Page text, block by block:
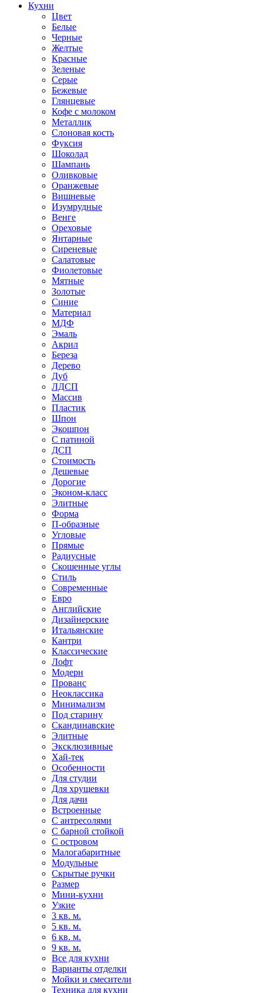
Кухни
Цвет
Белые
Черные
Желтые
Красные
Зеленые
Серые
Бежевые
Глянцевые
Кофе с молоком
Металлик
Слоновая кость
Фуксия
Шоколад
Шампань
Оливковые
Оранжевые
Вишневые
Изумрудные
Венге
Ореховые
Янтарные
Сиреневые
Салатовые
Фиолетовые
Мятные
Золотые
Синие
Материал
МДФ
Эмаль
Акрил
Береза
Дерево
Дуб
ЛДСП
Массив
Пластик
Шпон
Экошпон
С патиной
ДСП
Стоимость
Дешевые
Дорогие
Эконом-класс
Элитные
Форма
П-образные
Угловые
Прямые
Радиусные
Скошенные углы
Стиль
Современные
Евро
Английские
Дизайнерские
Итальянские
Кантри
Классические
Лофт
Модерн
Прованс
Неоклассика
Минимализм
Под старину
Скандинавские
Элитные
Эксклюзивные
Хай-тек
Особенности
Для студии
Для хрущевки
Для дачи
Встроенные
С антресолями
С барной стойкой
С островом
Малогабаритные
Модульные
Скрытые ручки
Размер
Мини-кухни
Узкие
3 кв. м.
5 кв. м.
6 кв. м.
9 кв. м.
Все для кухни
Варианты отделки
Мойки и смесители
Техника для кухни